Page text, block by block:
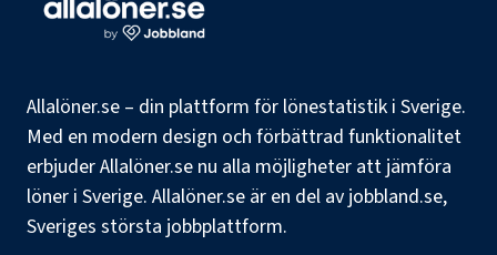
Allalöner.se – din plattform för lönestatistik i Sverige.
Med en modern design och förbättrad funktionalitet
erbjuder Allalöner.se nu alla möjligheter att jämföra
löner i Sverige. Allalöner.se är en del av jobbland.se,
Sveriges största jobbplattform.